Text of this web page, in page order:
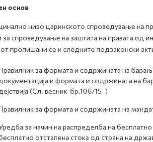
основ
ниво царинското спроведување на
за спроведување на заштита на правата од
пропишани се и следните подзаконски
за формата и содржината на
документација и формата и содржината на
дејствија (Сл. весник бр.106/15 )
за формата и содржината на
за начин на распределба на
отстапена стока од страна на